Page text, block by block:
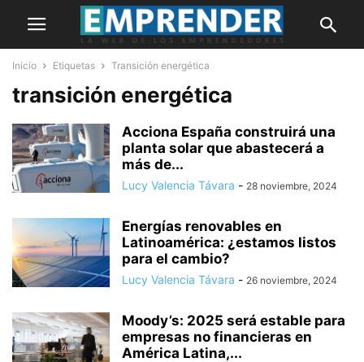
Inicio Etiquetas Transición energética
transición energética
Acciona España construirá una
planta solar que abastecerá a
más de...
Lucy Valencia Távara - 28 noviembre, 2024
Energías renovables en
Latinoamérica: ¿estamos listos
para el cambio?
Lucy Valencia Távara - 26 noviembre, 2024
Moody’s: 2025 será estable para
empresas no financieras en
América Latina,...